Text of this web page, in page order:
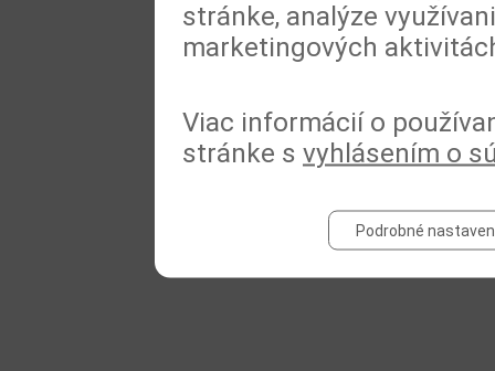
stránke, analýze
marketingových
Viac informácií o
stránke s vyhlásením o
Podrobné